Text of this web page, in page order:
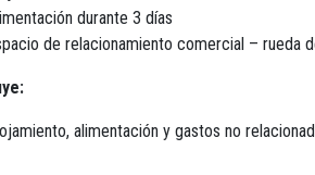
durante 3 días
de relacionamiento comercial – rueda
alimentación y gastos no